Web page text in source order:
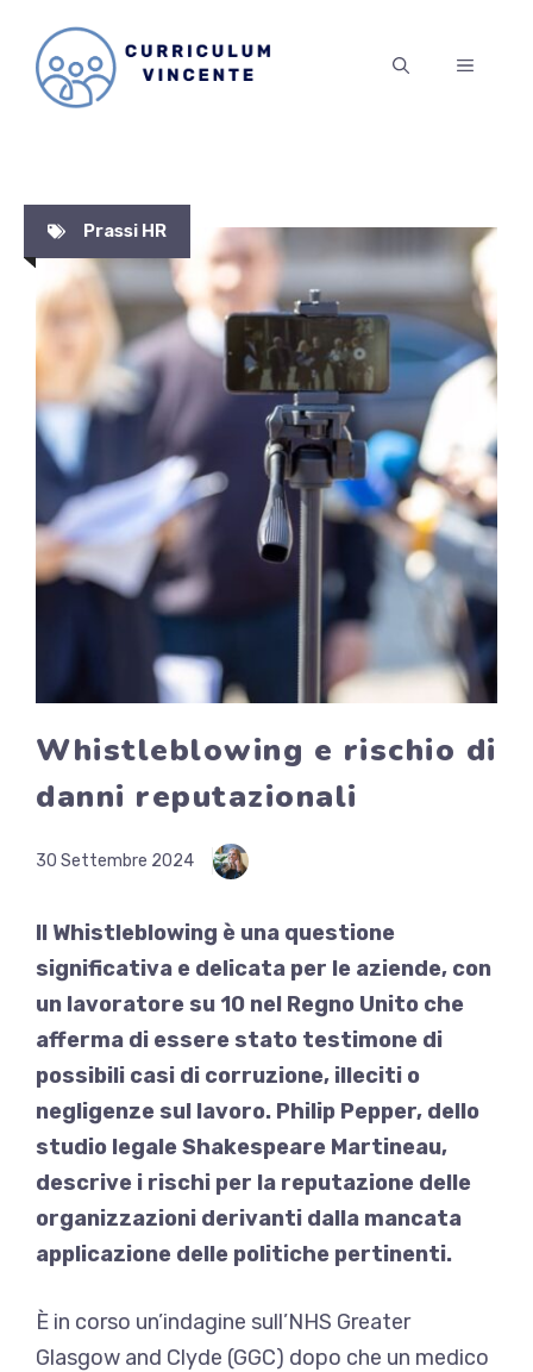
contenuto
MENU
Prassi HR
Whistleblowing e rischio di
danni reputazionali
30 Settembre 2024
Il Whistleblowing è una questione
significativa e delicata per le aziende, con
un lavoratore su 10 nel Regno Unito che
afferma di essere stato testimone di
possibili casi di corruzione, illeciti o
negligenze sul lavoro. Philip Pepper, dello
studio legale Shakespeare Martineau,
descrive i rischi per la reputazione delle
organizzazioni derivanti dalla mancata
applicazione delle politiche pertinenti.
È in corso un’indagine sull’NHS Greater
Glasgow and Clyde (GGC) dopo che un medico